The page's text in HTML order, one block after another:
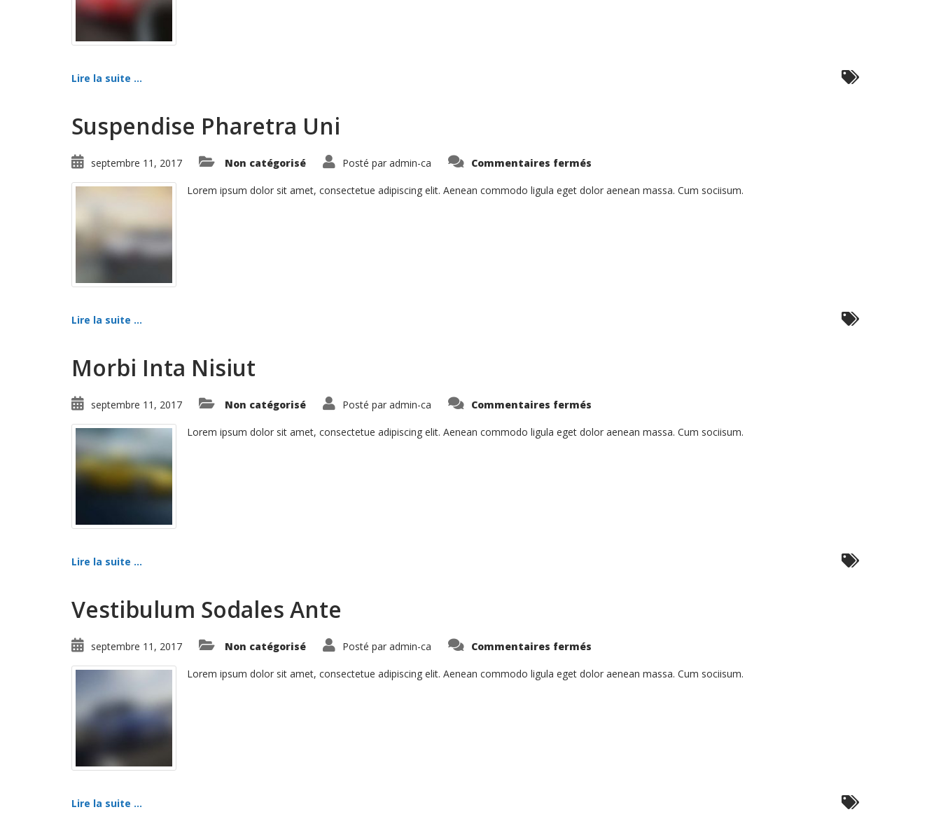
Lire la suite ...
Suspendise Pharetra Uni
septembre 11, 2017 Non catégorisé Posté par admin-ca Commentaires fermés
Uni
Lorem ipsum dolor sit amet, consectetue adipiscing elit. Aenean commodo ligula eget dolor aenean massa. Cum sociisum.
Lire la suite ...
Morbi Inta Nisiut
septembre 11, 2017 Non catégorisé Posté par admin-ca Commentaires fermés
Nisiut
Lorem ipsum dolor sit amet, consectetue adipiscing elit. Aenean commodo ligula eget dolor aenean massa. Cum sociisum.
Lire la suite ...
Vestibulum Sodales Ante
septembre 11, 2017 Non catégorisé Posté par admin-ca Commentaires fermés
Ante
Lorem ipsum dolor sit amet, consectetue adipiscing elit. Aenean commodo ligula eget dolor aenean massa. Cum sociisum.
Lire la suite ...